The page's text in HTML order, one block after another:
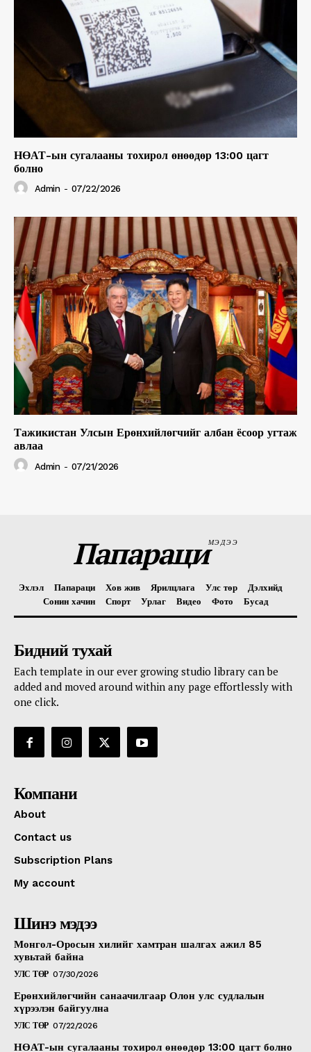
НӨАТ-ын сугалааны тохирол өнөөдөр 13:00 цагт
болно
Admin - 07/22/2026
Тажикистан Улсын Ерөнхийлөгчийг албан ёсоор угтаж
авлаа
Admin - 07/21/2026
ПапарациМЭДЭЭ
Эхлэл Папараци Хов жив Ярилцлага Улс төр
Дэлхийд
Сонин хачин
Спорт Урлаг Видео Фото Бусад
Бидний тухай
Each template in our ever growing studio library can be
added and moved around within any page effortlessly with
one click.
Компани
About
Contact us
Subscription Plans
My account
Шинэ мэдээ
Монгол-Оросын хилийг хамтран шалгах ажил 85
хувьтай байна
УЛС ТӨР 07/30/2026
Ерөнхийлөгчийн санаачилгаар Олон улс судлалын
хүрээлэн байгуулна
УЛС ТӨР 07/22/2026
НӨАТ-ын сугалааны тохирол өнөөдөр 13:00 цагт болно